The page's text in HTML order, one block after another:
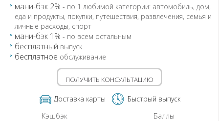
мани-бэк 2% - по 1 любимой категории: автомобиль, дом,
еда и продукты, покупки, путешествия, развлечения, семья и
личные расходы, спорт
мани-бэк 1% - по всем остальным
бесплатный выпуск
бесплатное обслуживание
ПОЛУЧИТЬ КОНСУЛЬТАЦИЮ
Доставка карты Быстрый выпуск
Кэшбэк Баллы